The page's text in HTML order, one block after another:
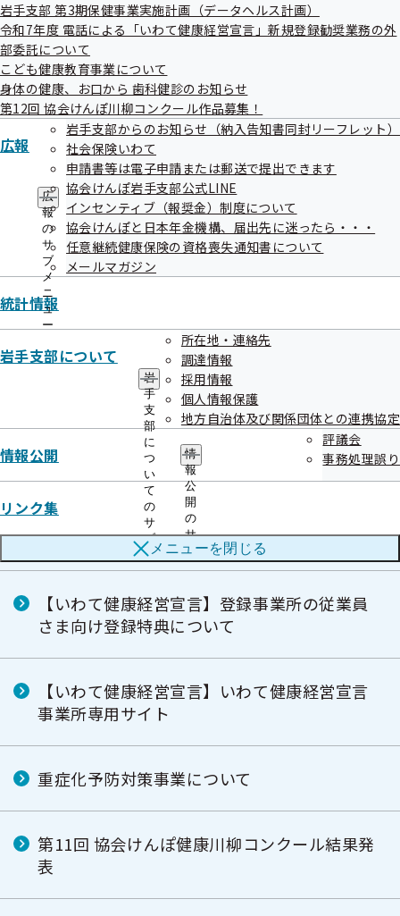
岩手支部 第3期保健事業実施計画（データヘルス計画）
令和7年度 電話による「いわて健康経営宣言」新規登録勧奨業務の外
部委託について
こども健康教育事業について
身体の健康、お口から 歯科健診のお知らせ
第12回 協会けんぽ川柳コンクール作品募集！
広報
広
報
の
サ
ブ
メ
ニ
ュ
ー
岩手支部からのお知らせ（納入告知書同封リーフレット）
社会保険いわて
申請書等は電子申請または郵送で提出できます
協会けんぽ岩手支部公式LINE
インセンティブ（報奨金）制度について
協会けんぽと日本年金機構、届出先に迷ったら・・・
任意継続健康保険の資格喪失通知書について
メールマガジン
統計情報
岩手支部について
岩
手
支
部
に
つ
い
て
の
サ
ブ
メ
ニ
ー
所在地・連絡先
調達情報
採用情報
個人情報保護
地方自治体及び関係団体との連携協定
情報公開
情
報
公
開
の
サ
ブ
メ
ュ
ー
評議会
事務処理誤り
リンク集
メニューを閉じる
審査員特別賞
醤油差し 持った瞬間 妻の視線
明日こそと 思った今日も 日が暮れる
手料理も 愛が濃いほど 味うすく
走るぞと クツを買って 満足し
健康に 近道はなし 地道だけ
野菜作り 手塩にかけて 塩かけず
健康づくり
元気な企業に健康な社員！「いわて健康経営
宣言」にご登録をお願いします
【いわて健康経営宣言】インセンティブ付与
事業にかかる事業者の公募について
【いわて健康経営宣言】登録事業所の従業員
さま向け登録特典について
【いわて健康経営宣言】いわて健康経営宣言
事業所専用サイト
重症化予防対策事業について
第11回 協会けんぽ健康川柳コンクール結果発
表